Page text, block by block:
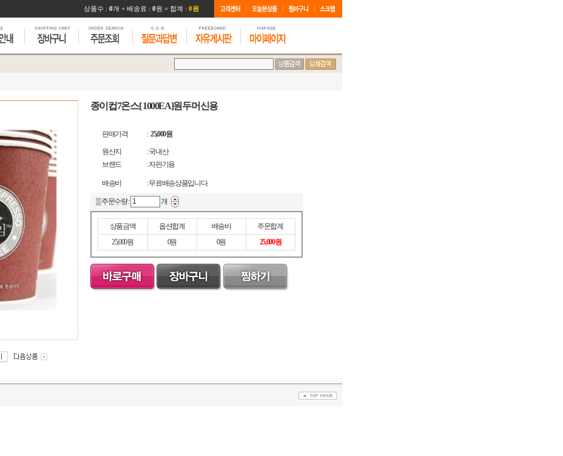
종이컵7온스[ 1000EA]원두머신용
판매가격 : 25,000원
원산지
: 국내산
브랜드
: 자판기용
배송비 : 무료배송상품입니다.
▒ 주문수량 : 개
상품금액 옵션합계 배송비
주문합계
25,000원
0원 0원 25,000원